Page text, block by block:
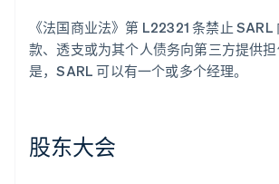
《法国商业法》第 L22321 条禁止
款、透支或为其个人债务向第三方提供
是，SARL 可以有一个或多个经理。
股东大会